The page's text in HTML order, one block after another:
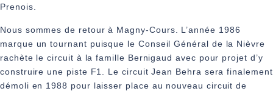
Prenois.
Nous sommes de retour à Magny-Cours. L’année 1986
marque un tournant puisque le Conseil Général de la Nièvre
rachète le circuit à la famille Bernigaud avec pour projet d’y
construire une piste F1. Le circuit Jean Behra sera finalement
démoli en 1988 pour laisser place au nouveau circuit de